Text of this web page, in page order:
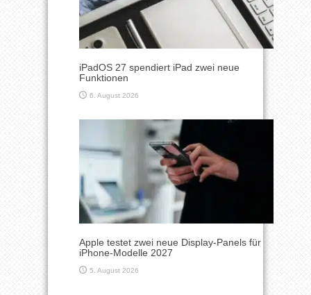
iPadOS 27 spendiert iPad zwei neue
Funktionen
6. August 2026
Apple testet zwei neue Display-Panels für
iPhone-Modelle 2027
5. August 2026